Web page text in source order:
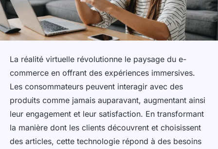
La réalité virtuelle révolutionne le paysage du e-
commerce en offrant des expériences immersives.
Les consommateurs peuvent interagir avec des
produits comme jamais auparavant, augmentant ainsi
leur engagement et leur satisfaction. En transformant
la manière dont les clients découvrent et choisissent
des articles, cette technologie répond à des besoins